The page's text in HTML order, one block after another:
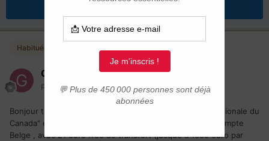
Habitués
GeorgeBe
Posté(e)11 juin 2021
Bonjour tout le monde ! J'ai un compte chez "Banque Nationale du
Canada" et je le fait alimente par transfert depuis mon compte
Belge , avec 21 euro free de transfert (jusque a 1000 euro par